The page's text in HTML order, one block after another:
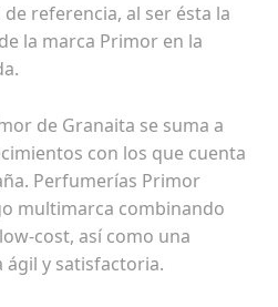
referencia, al ser ésta la
la marca Primor en la
de Granaita se suma a
con los que cuenta
Perfumerías Primor
multimarca combinando
cost, así como una
ágil y satisfactoria.